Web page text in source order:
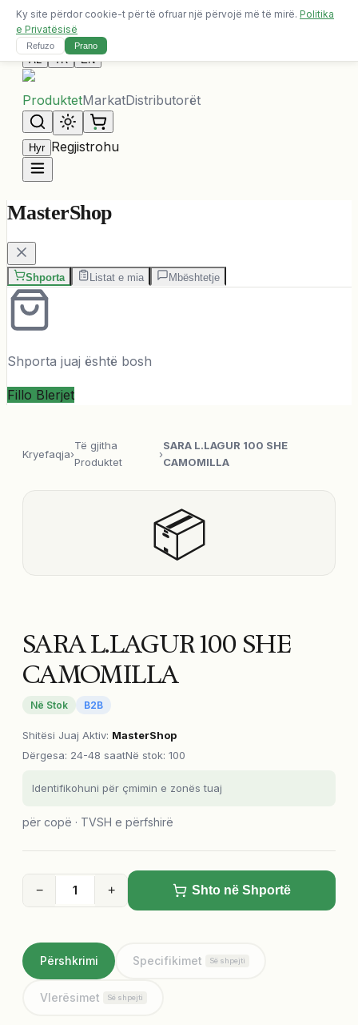
Dërgesa falas për porosi mbi 10,000 ALL
Na Kontaktoni
AL TR EN
ProduktetMarkatDistributorët
Hyr Regjistrohu
MasterShop
Shporta Listat e mia Mbështetje
Shporta juaj është bosh
Fillo Blerjet
Kryefaqja›
Të gjitha
Produktet
›
SARA L.LAGUR 100 SHE
CAMOMILLA
📦
SARA L.LAGUR 100 SHE
CAMOMILLA
Në Stok B2B
Shitësi Juaj Aktiv: MasterShop
Dërgesa: 24-48 saatNë stok: 100
Identifikohuni për çmimin e zonës tuaj
për copë · TVSH e përfshirë
− + Shto në Shportë
Përshkrimi Specifikimet Së shpejti
Vlerësimet Së shpejti
Ky site përdor cookie-t për të ofruar një përvojë më të mirë. Politika
e Privatësisë
Refuzo Prano